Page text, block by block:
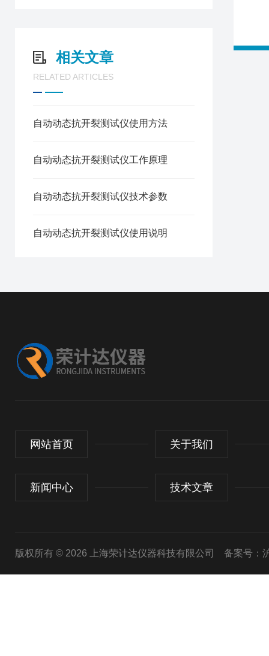
相关文章
RELATED ARTICLES
自动动态抗开裂测试仪使用方法
自动动态抗开裂测试仪工作原理
自动动态抗开裂测试仪技术参数
自动动态抗开裂测试仪使用说明
网站首页 关于我们
新闻中心 技术文章
版权所有 © 2026 上海荣计达仪器科技有限公司 备案号：